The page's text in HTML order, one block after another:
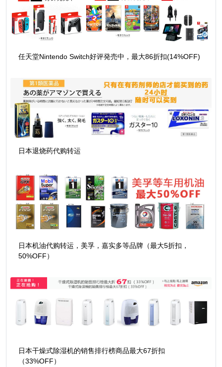
任天堂Nintendo Switch好评発売中，最大86折扣(14%OFF)
日本退烧药代购转运
日本机油代购转运，美孚，嘉实多等品牌（最大5折扣，
50%OFF）
日本干燥式除湿机的销售排行榜商品最大67折扣
（33%OFF）